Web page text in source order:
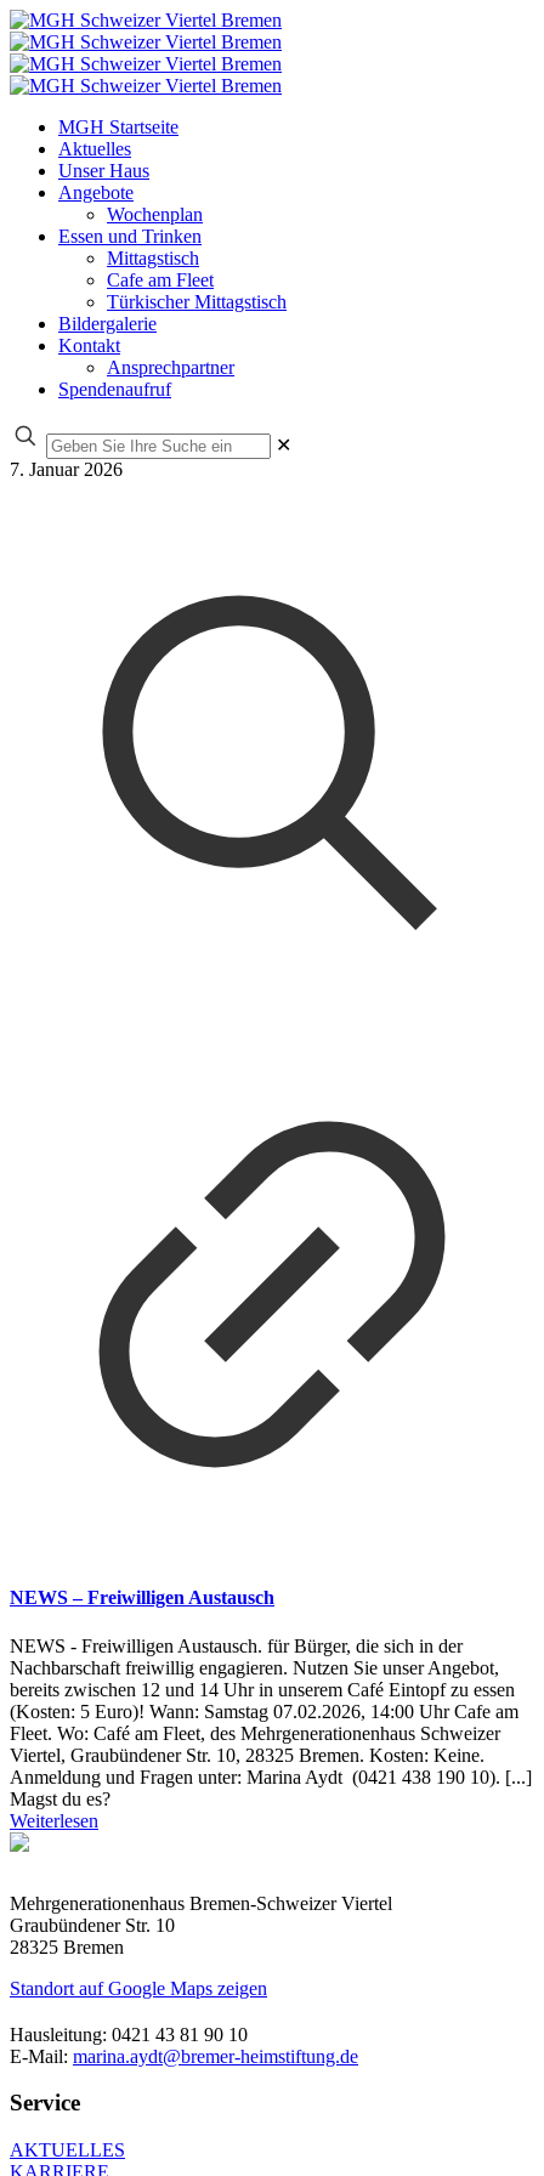
MGH Startseite
Aktuelles
Unser Haus
Angebote
Wochenplan
Essen und Trinken
Mittagstisch
Cafe am Fleet
Türkischer Mittagstisch
Bildergalerie
Kontakt
Ansprechpartner
Spendenaufruf
✕
7. Januar 2026
NEWS – Freiwilligen Austausch
NEWS - Freiwilligen Austausch. für Bürger, die sich in der
Nachbarschaft freiwillig engagieren. Nutzen Sie unser Angebot,
bereits zwischen 12 und 14 Uhr in unserem Café Eintopf zu essen
(Kosten: 5 Euro)! Wann: Samstag 07.02.2026, 14:00 Uhr Cafe am
Fleet. Wo: Café am Fleet, des Mehrgenerationenhaus Schweizer
Viertel, Graubündener Str. 10, 28325 Bremen. Kosten: Keine.
Anmeldung und Fragen unter: Marina Aydt (0421 438 190 10). [...]
Magst du es?
Weiterlesen
Mehrgenerationenhaus Bremen-Schweizer Viertel
Graubündener Str. 10
28325 Bremen
Standort auf Google Maps zeigen
Hausleitung: 0421 43 81 90 10
E-Mail: marina.aydt@bremer-heimstiftung.de
Service
AKTUELLES
KARRIERE